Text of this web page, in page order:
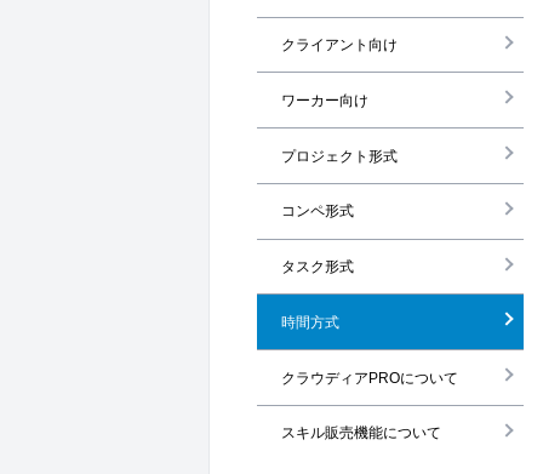
クライアント向け
ワーカー向け
プロジェクト形式
コンペ形式
タスク形式
時間方式
クラウディアPROについて
スキル販売機能について